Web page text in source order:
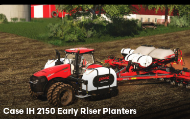
Case IH 2150 Early Riser Planters